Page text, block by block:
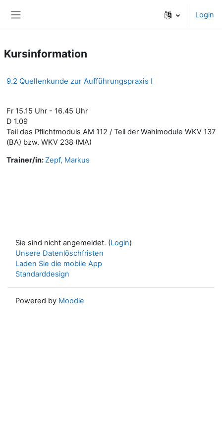
Login
Kursinformation
9.2 Quellenkunde zur Aufführungspraxis I
Fr 15.15 Uhr - 16.45 Uhr
D 1.09
Teil des Pflichtmoduls AM 112 / Teil der Wahlmodule WKV 137
(BA) bzw. WKV 238 (MA)
Trainer/in: Zepf, Markus
Sie sind nicht angemeldet. (Login)
Unsere Datenlöschfristen
Laden Sie die mobile App
Standarddesign
Powered by Moodle